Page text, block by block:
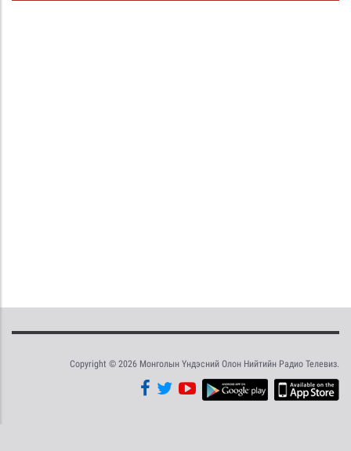
Copyright © 2026 Монголын Үндэсний Олон Нийтийн Радио Телевиз.